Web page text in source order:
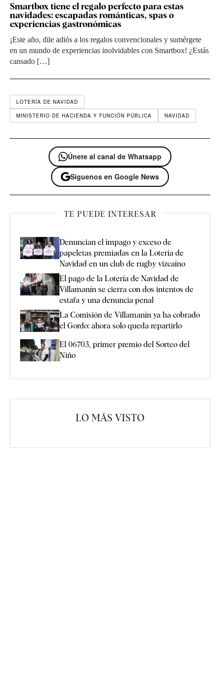
Smartbox tiene el regalo perfecto para estas
navidades: escapadas románticas, spas o
experiencias gastronómicas
¡Este año, dile adiós a los regalos convencionales y sumérgete
en un mundo de experiencias inolvidables con Smartbox! ¿Estás
cansado […]
LOTERÍA DE NAVIDAD
MINISTERIO DE HACIENDA Y FUNCIÓN PÚBLICA
NAVIDAD
Únete al canal de Whatsapp
Síguenos en Google News
TE PUEDE INTERESAR
Denuncian el impago y exceso de
papeletas premiadas en la Lotería de
Navidad en un club de rugby vizcaíno
El pago de la Lotería de Navidad de
Villamanín se cierra con dos intentos de
estafa y una denuncia penal
La Comisión de Villamanín ya ha cobrado
el Gordo: ahora solo queda repartirlo
El 06703, primer premio del Sorteo del
Niño
LO MÁS VISTO